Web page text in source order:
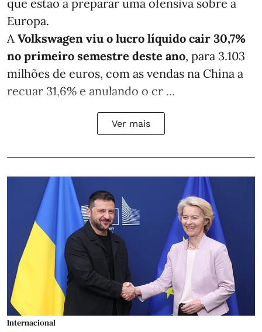
que estão a preparar uma ofensiva sobre a
Europa.
A Volkswagen viu o lucro líquido cair 30,7%
no primeiro semestre deste ano, para 3.103
milhões de euros, com as vendas na China a
recuar 31,6% e anulando o cr ...
Ver mais
Internacional